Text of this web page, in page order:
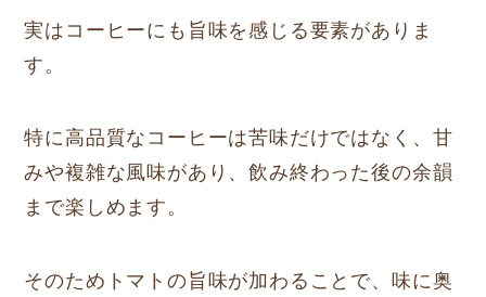
実はコーヒーにも旨味を感じる要素がありま
す。
特に高品質なコーヒーは苦味だけではなく、甘
みや複雑な風味があり、飲み終わった後の余韻
まで楽しめます。
そのためトマトの旨味が加わることで、味に奥